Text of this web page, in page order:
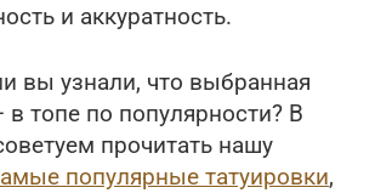
и аккуратность.
вы узнали, что выбранная
топе по популярности? В
прочитать нашу
популярные татуировки,